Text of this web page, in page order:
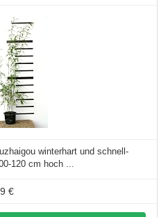
winterhart und schnell-
120 cm hoch ...
€